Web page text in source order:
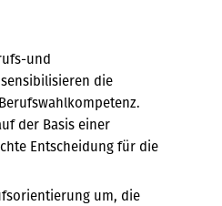
und
die
der Basis einer
Entscheidung für die
um, die